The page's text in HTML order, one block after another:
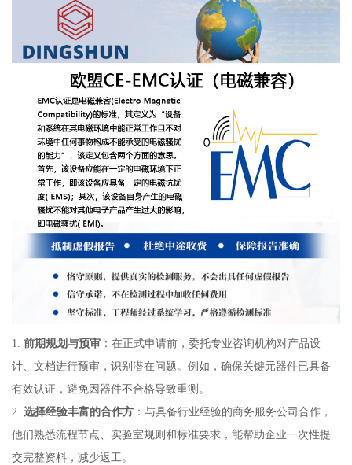
1. 前期规划与预审：在正式申请前，委托专业咨询机构对产品设
计、文档进行预审，识别潜在问题。例如，确保关键元器件已具备
有效认证，避免因器件不合格导致重测。
2. 选择经验丰富的合作方：与具备行业经验的商务服务公司合作，
他们熟悉流程节点、实验室规则和标准要求，能帮助企业一次性提
交完整资料，减少返工。